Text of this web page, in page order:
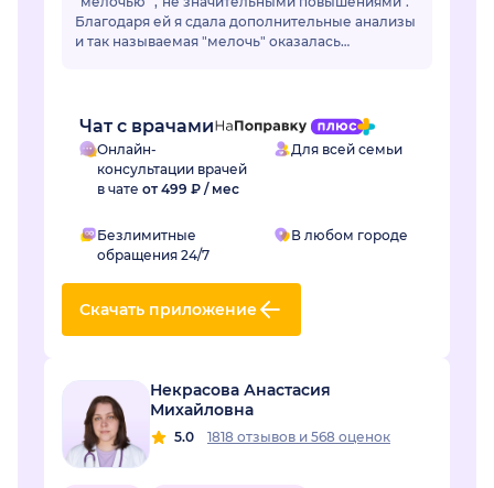
Благодаря ей я сдала дополнительные анализы
и так называемая "мелочь" оказалась
Чат с врачами
Онлайн-
консультации врачей
в чате от 499 ₽ / мес
Для всей семьи
Безлимитные
обращения 24/7
В любом городе
Скачать приложение
Некрасова Анастасия
Михайловна
5.0 1818 отзывов и 568 оценок